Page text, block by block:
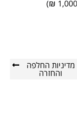
מדיניות החלפה
והחזרה